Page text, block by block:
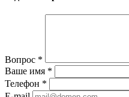
Вопрос *
Ваше имя *
Телефон *